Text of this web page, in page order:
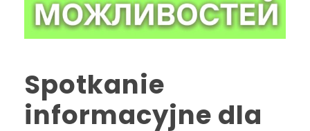
Spotkanie
informacyjne dla